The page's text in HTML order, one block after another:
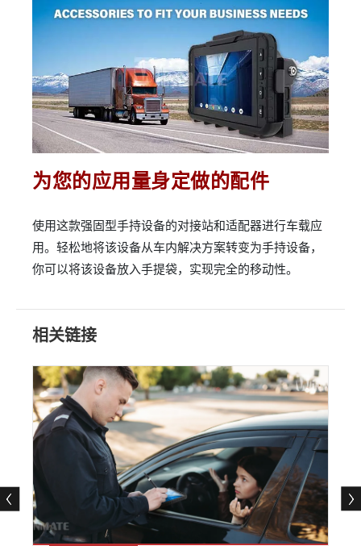
为您的应用量身定做的配件
使用这款强固型手持设备的对接站和适配器进行车载应
用。轻松地将该设备从车内解决方案转变为手持设备，
你可以将该设备放入手提袋，实现完全的移动性。
相关链接